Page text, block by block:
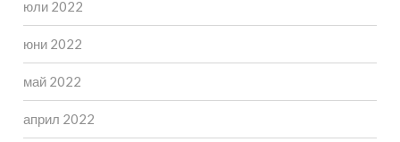
юли 2022
юни 2022
май 2022
април 2022